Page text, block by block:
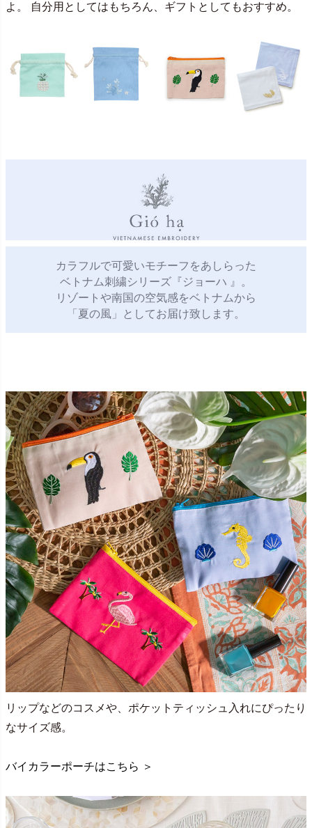
よ。 自分用としてはもちろん、ギフトとしてもおすすめ。
カラフルで可愛いモチーフをあしらった
ベトナム刺繍シリーズ『ジョーハ 』。
リゾートや南国の空気感をベトナムから
「夏の風」としてお届け致します。
リップなどのコスメや、ポケットティッシュ入れにぴったり
なサイズ感。
バイカラーポーチはこちら ＞